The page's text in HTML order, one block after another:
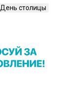
День столицы